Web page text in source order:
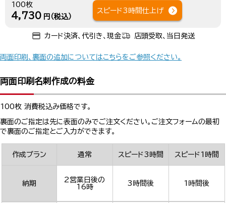
100枚
4,730 円（税込）
スピード3時間仕上げ
カード決済、代引き、現金 店頭受取、当日発送
両面印刷、裏面の追加についてはこちらをご参照ください。
両面印刷名刺作成の料金
100枚 消費税込み価格です。
裏面のご指定は先に表面のみでご注文ください。ご注文フォームの最初
で裏面のご指定とご入力ができます。
作成プラン 通常 スピード3時間 スピード1時間
納期
2営業日後の
16時
3時間後 1時間後